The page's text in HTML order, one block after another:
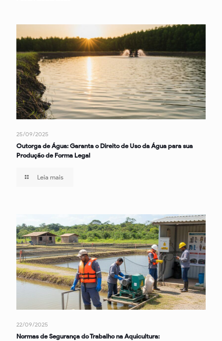
25/09/2025
Outorga de Água: Garanta o Direito de Uso da Água para sua
Produção de Forma Legal
Leia mais
22/09/2025
Normas de Segurança do Trabalho na Aquicultura: